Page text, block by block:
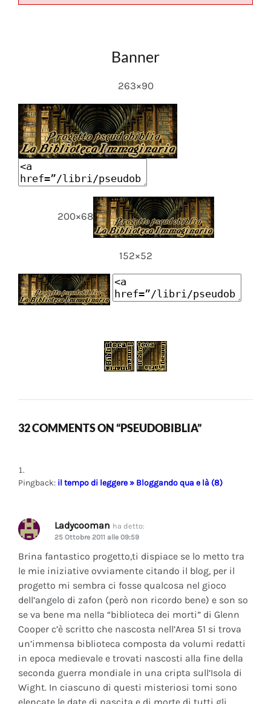
Banner
263×90
200×68
152×52
32 COMMENTS ON “PSEUDOBIBLIA”
Pingback: il tempo di leggere » Bloggando qua e là (8)
Ladycooman ha detto:
25 Ottobre 2011 alle 09:59
Brina fantastico progetto,ti dispiace se lo metto tra
le mie iniziative ovviamente citando il blog, per il
progetto mi sembra ci fosse qualcosa nel gioco
dell’angelo di zafon (però non ricordo bene) e son so
se va bene ma nella “biblioteca dei morti” di Glenn
Cooper c’è scritto che nascosta nell’Area 51 si trova
un’immensa biblioteca composta da volumi redatti
in epoca medievale e trovati nascosti alla fine della
seconda guerra mondiale in una cripta sull’Isola di
Wight. In ciascuno di questi misteriosi tomi sono